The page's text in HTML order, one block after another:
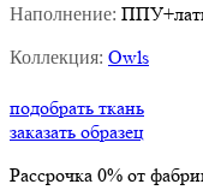
Наполнение:ППУ+латы
Коллекция: Owls
подобрать ткань
заказать образец
Рассрочка0%от